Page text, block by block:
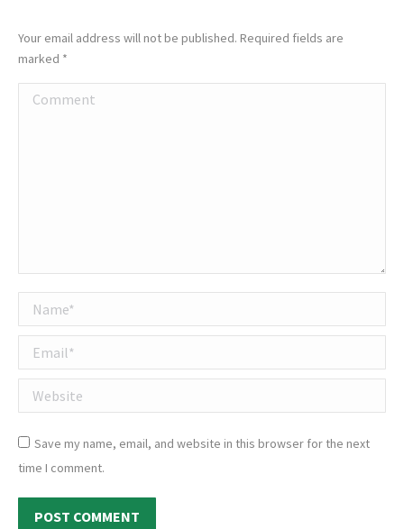
Your email address will not be published. Required fields are
marked *
Comment
Name *
Email *
Website
Save my name, email, and website in this browser for the next
time I comment.
POST COMMENT